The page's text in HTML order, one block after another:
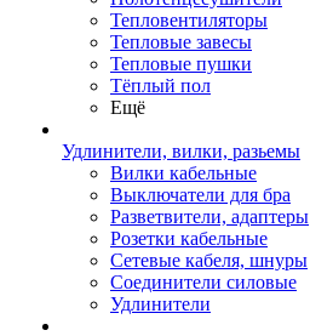
Тепловентиляторы
Тепловые завесы
Тепловые пушки
Тёплый пол
Ещё
Удлинители, вилки, разьемы
Вилки кабельные
Выключатели для бра
Разветвители, адаптеры
Розетки кабельные
Сетевые кабеля, шнуры
Соединители силовые
Удлинители